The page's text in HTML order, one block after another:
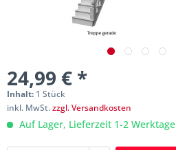
24,99 € *
Inhalt: 1 Stück
inkl. MwSt.zzgl. Versandkosten
Auf Lager, Lieferzeit 1-2 Werktage